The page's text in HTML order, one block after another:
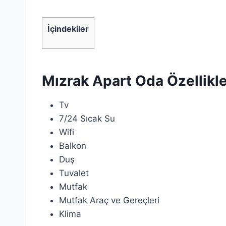
İçindekiler
Mızrak Apart Oda
Tv
7/24 Sıcak Su
Wifi
Balkon
Duş
Tuvalet
Mutfak
Mutfak Araç ve Gereçleri
Klima